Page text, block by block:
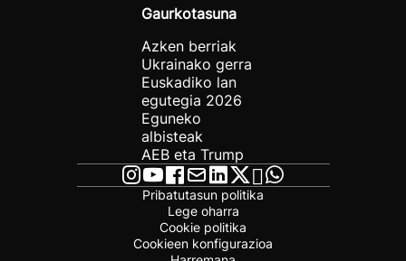
Gaurkotasuna
Azken berriak
Ukrainako gerra
Euskadiko lan
egutegia 2026
Eguneko
albisteak
AEB eta Trump
Pribatutasun politika
Lege oharra
Cookie politika
Cookieen konfigurazioa